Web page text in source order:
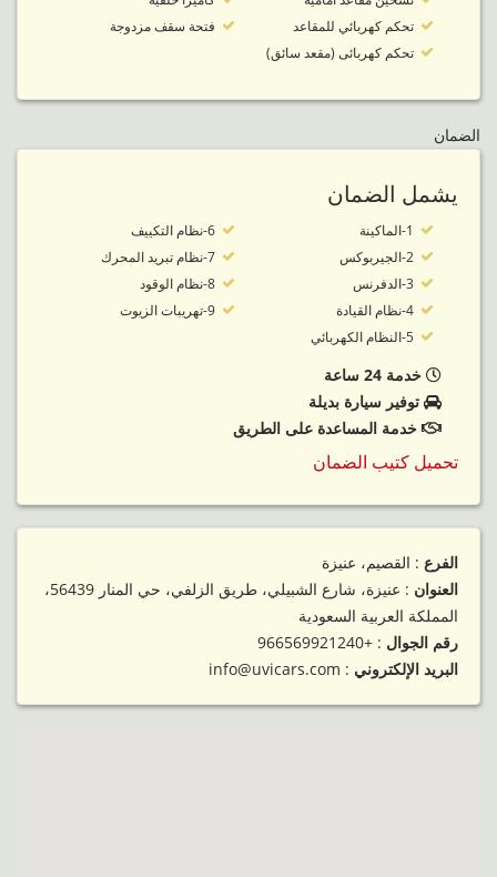
تحكم كهربائي للمقاعد
تحكم كهربائى (مقعد سائق)
فتحة سقف مزدوجة
الضمان
يشمل الضمان
1-الماكينة
2-الجيربوكس
3-الدفرنس
4-نظام القيادة
5-النظام الكهربائي
6-نظام التكييف
7-نظام تبريد المحرك
8-نظام الوقود
9-تهريبات الزيوت
خدمة 24 ساعة
توفير سيارة بديلة
خدمة المساعدة على الطريق
تحميل كتيب الضمان
الفرع : القصيم، عنيزة
العنوان
: عنيزة، شارع الشبيلي، طريق الزلفي، حي المنار 56439،
المملكة العربية السعودية
رقم الجوال :
+966569921240
البريد الإلكتروني : info@uvicars.com